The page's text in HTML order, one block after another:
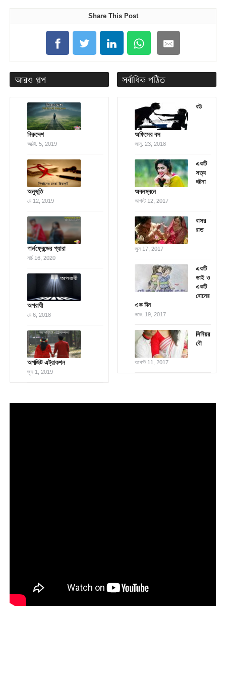
Share This Post
আরও গল্প
নিরুদ্দেশ
অক্টো. 5, 2019
অনুভূতি
মে 12, 2019
গার্লফ্রেন্ডের প্যারা
মার্চ 16, 2020
অপরাধী
মে 6, 2018
অপজিট এট্রাকশন
জুন 1, 2019
সর্বাধিক পঠিত
বউ
অফিসের বস
জানু. 23, 2018
একটি
সত্য
ঘটনা
অবলম্বনে
আগস্ট 12, 2017
বাসর
রাত
জুন 17, 2017
একটি
ভাই ও
একটি
বোনের
এক দিন
নভে. 19, 2017
সিনিয়র
বৌ
আগস্ট 11, 2017